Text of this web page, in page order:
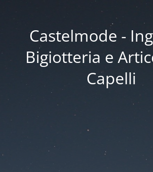
Castelmode -
Bigiotteria e
Capelli